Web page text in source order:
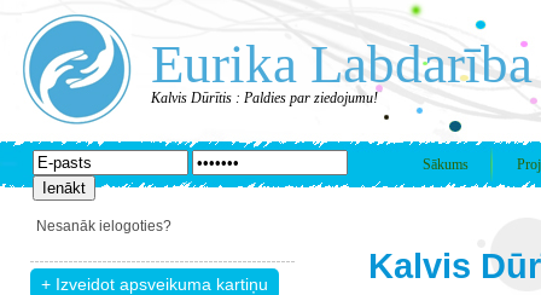
Eurika Labdarība
Kalvis Dūrītis : Paldies par ziedojumu!
Sākums
Nesanāk ielogoties?
Kalvis